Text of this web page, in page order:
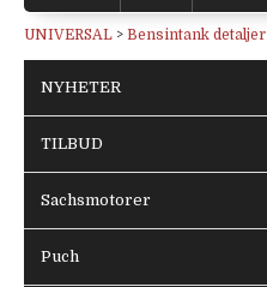
UNIVERSAL > Bensintank detaljer
NYHETER
TILBUD
Sachsmotorer
Puch